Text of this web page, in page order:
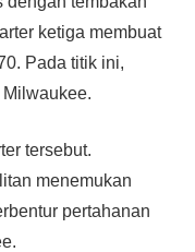
ketiga membuat
Pada titik ini,
tersebut.
menemukan
pertahanan